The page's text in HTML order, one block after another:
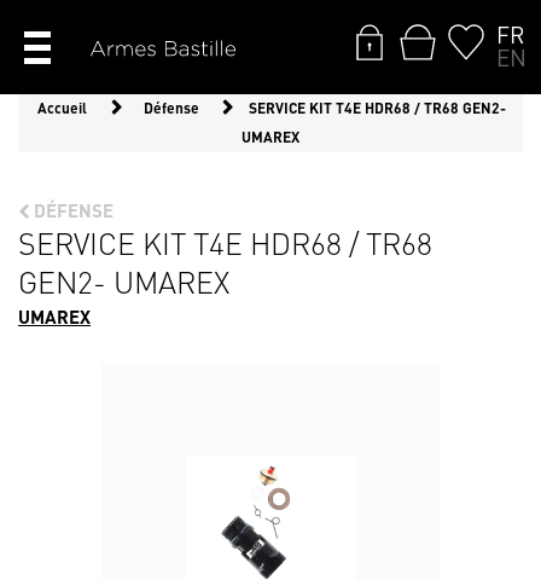
FR
EN
Accueil Défense
SERVICE KIT T4E HDR68 / TR68 GEN2-
UMAREX
DÉFENSE
SERVICE KIT T4E HDR68 / TR68
GEN2- UMAREX
UMAREX